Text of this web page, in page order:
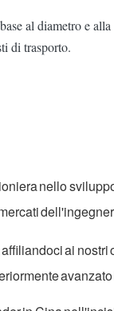
al diametro e
di trasporto.
nello
ai